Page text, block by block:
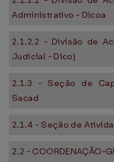
Administrativo - Dicoa
2.1.2.2 - Divisão de
Judicial - Dicoj
2.1.3 - Seção de
Sacad
2.1.4 - Seção de
2.2 - COORDENAÇÃO-